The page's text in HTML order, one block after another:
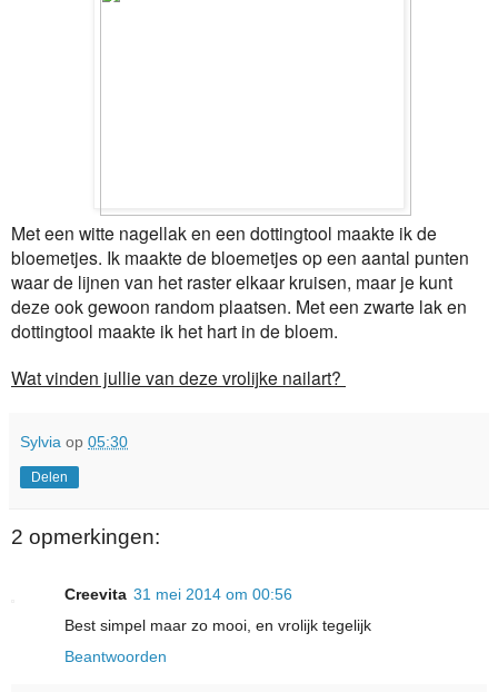
Met een witte nagellak en een dottingtool maakte ik de
bloemetjes. Ik maakte de bloemetjes op een aantal punten
waar de lijnen van het raster elkaar kruisen, maar je kunt
deze ook gewoon random plaatsen. Met een zwarte lak en
dottingtool maakte ik het hart in de bloem.
Wat vinden jullie van deze vrolijke nailart?
Sylvia op 05:30
Delen
2 opmerkingen:
Creevita 31 mei 2014 om 00:56
Best simpel maar zo mooi, en vrolijk tegelijk
Beantwoorden